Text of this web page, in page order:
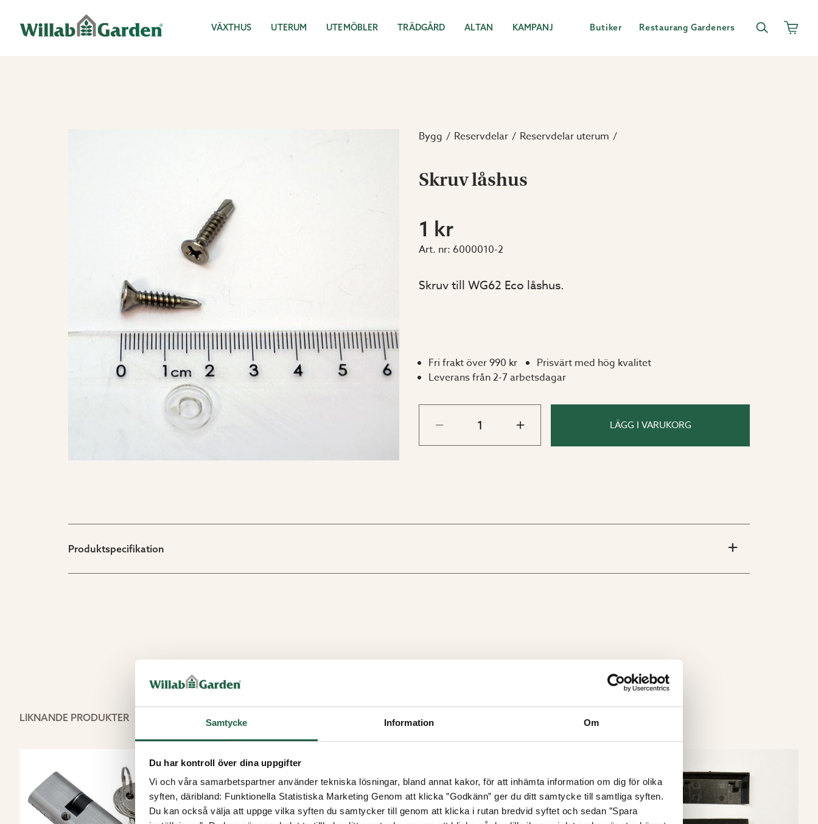
Samtycke Information Om
Du har kontroll över dina uppgifter
Vi och våra samarbetspartner använder tekniska lösningar, bland annat kakor, för att inhämta information om dig för olika
syften, däribland: Funktionella Statistiska Marketing Genom att klicka ”Godkänn” ger du ditt samtycke till samtliga syften.
Du kan också välja att uppge vilka syften du samtycker till genom att klicka i rutan bredvid syftet och sedan ”Spara
VÄXTHUS UTERUM UTEMÖBLER TRÄDGÅRD ALTAN KAMPANJ Butiker Restaurang Gardeners
Bygg Reservdelar Reservdelar uterum
Skruv låshus
1 kr
Art. nr: 6000010-2
Skruv till WG62 Eco låshus.
Fri frakt över 990 kr
Prisvärt med hög kvalitet
Leverans från 2-7 arbetsdagar
LÄGG I VARUKORG
Produktspecifikation
LIKNANDE PRODUKTER